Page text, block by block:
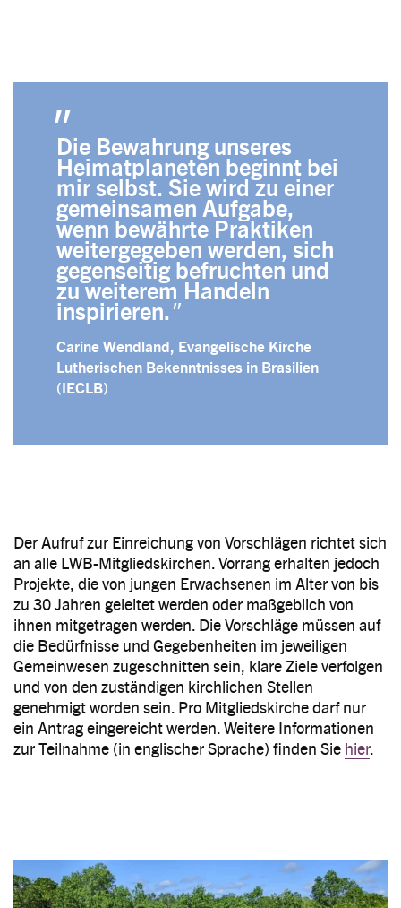
Die Bewahrung unseres
Heimatplaneten beginnt bei
mir selbst. Sie wird zu einer
gemeinsamen Aufgabe,
wenn bewährte Praktiken
weitergegeben werden, sich
gegenseitig befruchten und
zu weiterem Handeln
inspirieren.
Carine Wendland, Evangelische Kirche
Lutherischen Bekenntnisses in Brasilien
(IECLB)
Der Aufruf zur Einreichung von Vorschlägen richtet sich
an alle LWB-Mitgliedskirchen. Vorrang erhalten jedoch
Projekte, die von jungen Erwachsenen im Alter von bis
zu 30 Jahren geleitet werden oder maßgeblich von
ihnen mitgetragen werden. Die Vorschläge müssen auf
die Bedürfnisse und Gegebenheiten im jeweiligen
Gemeinwesen zugeschnitten sein, klare Ziele verfolgen
und von den zuständigen kirchlichen Stellen
genehmigt worden sein. Pro Mitgliedskirche darf nur
ein Antrag eingereicht werden. Weitere Informationen
zur Teilnahme (in englischer Sprache) finden Sie hier.
Image